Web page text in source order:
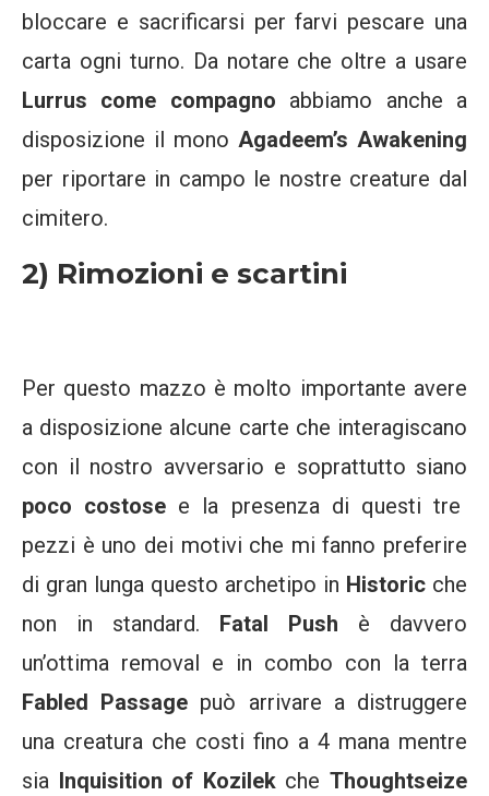
bloccare e sacrificarsi per farvi pescare una
carta ogni turno. Da notare che oltre a usare
Lurrus come compagno abbiamo anche a
disposizione il mono Agadeem’s Awakening
per riportare in campo le nostre creature dal
cimitero.
2) Rimozioni e scartini
Per questo mazzo è molto importante avere
a disposizione alcune carte che interagiscano
con il nostro avversario e soprattutto siano
poco costose e la presenza di questi tre
pezzi è uno dei motivi che mi fanno preferire
di gran lunga questo archetipo in Historic che
non in standard. Fatal Push è davvero
un’ottima removal e in combo con la terra
Fabled Passage può arrivare a distruggere
una creatura che costi fino a 4 mana mentre
sia Inquisition of KozilekcheThoughtseize